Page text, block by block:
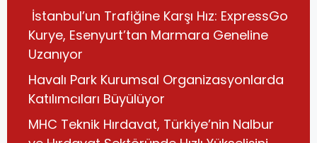
İstanbul’un Trafiğine Karşı Hız: ExpressGo
Kurye, Esenyurt’tan Marmara Geneline
Uzanıyor
Havalı Park Kurumsal Organizasyonlarda
Katılımcıları Büyülüyor
MHC Teknik Hırdavat, Türkiye’nin Nalbur